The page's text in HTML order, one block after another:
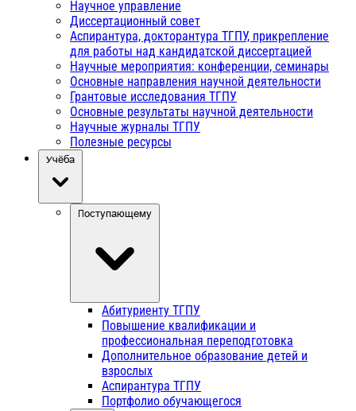
Научное управление
Диссертационный совет
Аспирантура, докторантура ТГПУ, прикрепление
для работы над кандидатской диссертацией
Научные мероприятия: конференции, семинары
Основные направления научной деятельности
Грантовые исследования ТГПУ
Основные результаты научной деятельности
Научные журналы ТГПУ
Полезные ресурсы
Учёба
Поступающему
Абитуриенту ТГПУ
Повышение квалификации и
профессиональная переподготовка
Дополнительное образование детей и
взрослых
Аспирантура ТГПУ
Портфолио обучающегося